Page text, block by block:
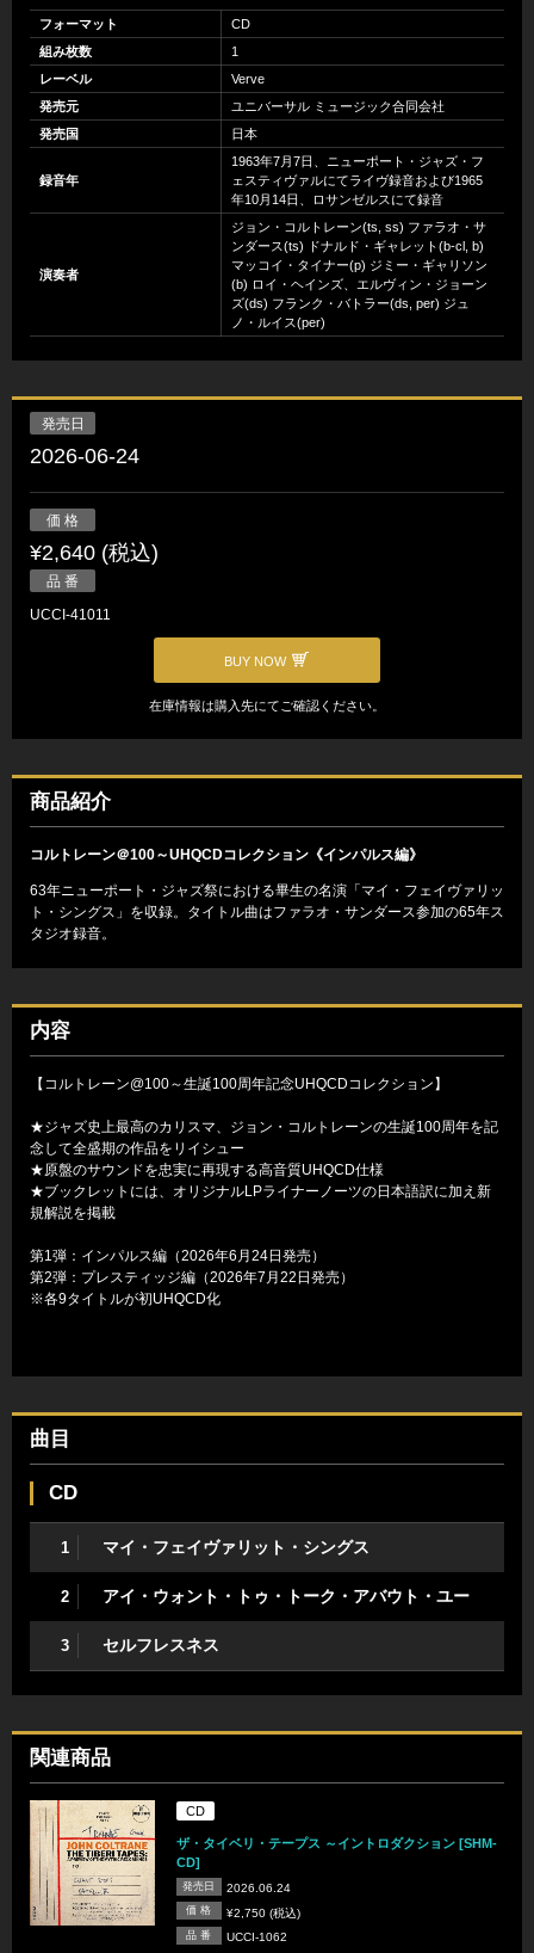
フォーマット
CD
組み枚数
1
レーベル
Verve
発売元
ユニバーサル ミュージック合同会社
発売国
日本
録音年
1963年7月7日、ニューポート・ジャズ・フ
ェスティヴァルにてライヴ録音および1965
年10月14日、ロサンゼルスにて録音
演奏者
ジョン・コルトレーン(ts, ss) ファラオ・サ
ンダース(ts) ドナルド・ギャレット(b-cl, b)
マッコイ・タイナー(p) ジミー・ギャリソン
(b) ロイ・ヘインズ、エルヴィン・ジョーン
ズ(ds) フランク・バトラー(ds, per) ジュ
ノ・ルイス(per)
発売日
2026-06-24
価 格
¥2,640 (税込)
品 番
UCCI-41011
BUY NOW
在庫情報は購入先にてご確認ください。
商品紹介
コルトレーン＠100～UHQCDコレクション《インパルス編》
63年ニューポート・ジャズ祭における畢生の名演「マイ・フェイヴァリッ
ト・シングス」を収録。タイトル曲はファラオ・サンダース参加の65年ス
タジオ録音。
内容
【コルトレーン@100～生誕100周年記念UHQCDコレクション】
★ジャズ史上最高のカリスマ、ジョン・コルトレーンの生誕100周年を記
念して全盛期の作品をリイシュー
★原盤のサウンドを忠実に再現する高音質UHQCD仕様
★ブックレットには、オリジナルLPライナーノーツの日本語訳に加え新
規解説を掲載
第1弾：インパルス編（2026年6月24日発売）
第2弾：プレスティッジ編（2026年7月22日発売）
※各9タイトルが初UHQCD化
曲目
CD
1 マイ・フェイヴァリット・シングス
2 アイ・ウォント・トゥ・トーク・アバウト・ユー
3 セルフレスネス
関連商品
CD
ザ・タイベリ・テープス ～イントロダクション [SHM-
CD]
発売日 2026.06.24
価 格 ¥2,750 (税込)
品 番 UCCI-1062